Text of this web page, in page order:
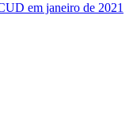
em janeiro de 2021